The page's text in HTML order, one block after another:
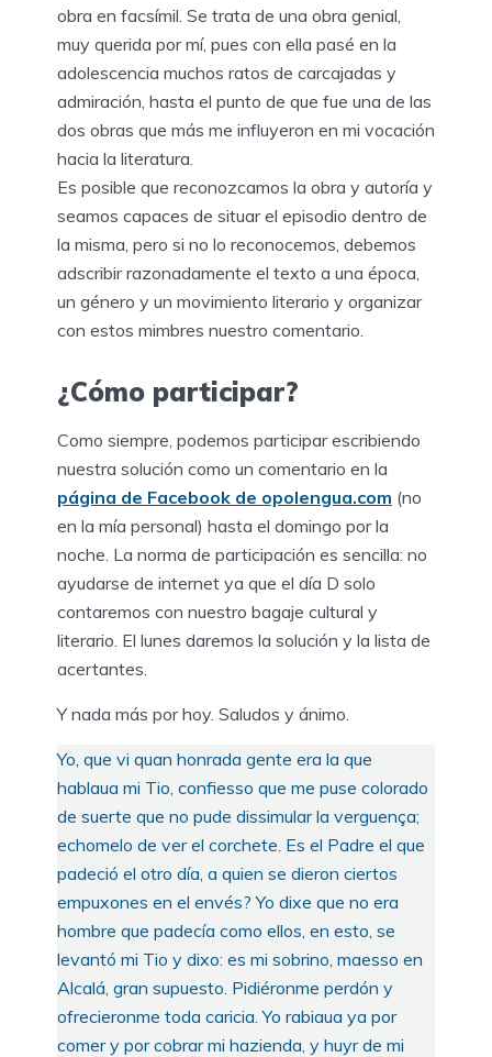
obra en facsímil. Se trata de una obra genial,
muy querida por mí, pues con ella pasé en la
adolescencia muchos ratos de carcajadas y
admiración, hasta el punto de que fue una de las
dos obras que más me influyeron en mi vocación
hacia la literatura.
Es posible que reconozcamos la obra y autoría y
seamos capaces de situar el episodio dentro de
la misma, pero si no lo reconocemos, debemos
adscribir razonadamente el texto a una época,
un género y un movimiento literario y organizar
con estos mimbres nuestro comentario.
¿Cómo participar?
Como siempre, podemos participar escribiendo
nuestra solución como un comentario en la
página de Facebook de opolengua.com (no
en la mía personal) hasta el domingo por la
noche. La norma de participación es sencilla: no
ayudarse de internet ya que el día D solo
contaremos con nuestro bagaje cultural y
literario. El lunes daremos la solución y la lista de
acertantes.
Y nada más por hoy. Saludos y ánimo.
Yo, que vi quan honrada gente era la que
hablaua mi Tio, confiesso que me puse colorado
de suerte que no pude dissimular la verguença;
echomelo de ver el corchete. Es el Padre el que
padeció el otro día, a quien se dieron ciertos
empuxones en el envés? Yo dixe que no era
hombre que padecía como ellos, en esto, se
levantó mi Tio y dixo: es mi sobrino, maesso en
Alcalá, gran supuesto. Pidiéronme perdón y
ofrecieronme toda caricia. Yo rabiaua ya por
comer y por cobrar mi hazienda, y huyr de mi